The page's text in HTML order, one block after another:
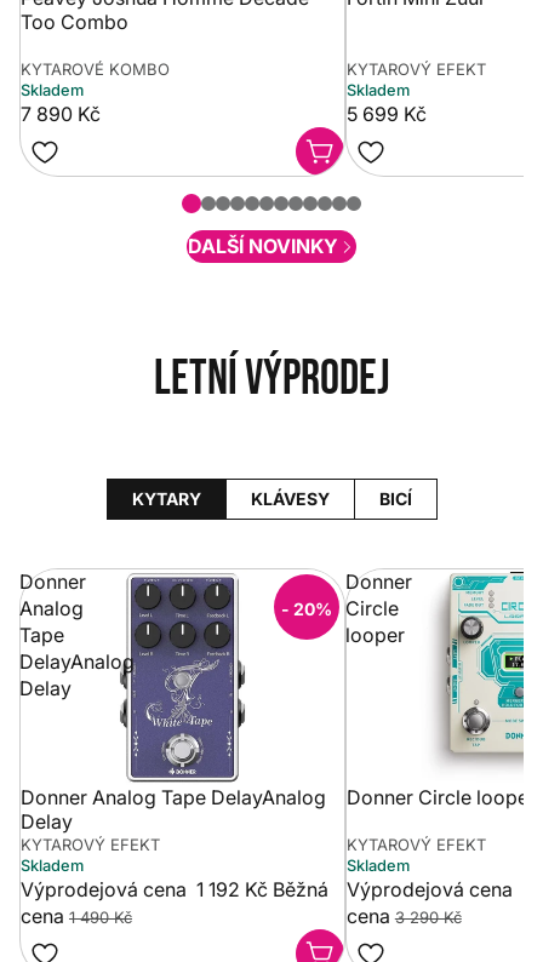
Too Combo
KYTAROVÉ KOMBO
Skladem
7 890 Kč
KYTAROVÝ EFEKT
Skladem
5 699 Kč
DALŠÍ NOVINKY
Letní výprodej
KYTARY KLÁVESY BICÍ
Donner
Analog
Tape
DelayAnalog
Delay
- 20%
Donner Analog Tape DelayAnalog
Delay
KYTAROVÝ EFEKT
Skladem
Výprodejová cena 1 192 Kč Běžná
cena 1 490 Kč
Donner
Circle
looper
Donner Circle looper
KYTAROVÝ EFEKT
Skladem
Výprodejová cena
cena3 290 Kč